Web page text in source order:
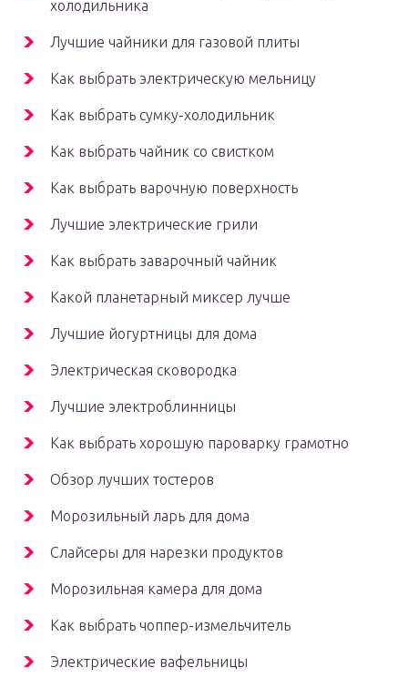
холодильника
Лучшие чайники для газовой плиты
Как выбрать электрическую мельницу
Как выбрать сумку-холодильник
Как выбрать чайник со свистком
Как выбрать варочную поверхность
Лучшие электрические грили
Как выбрать заварочный чайник
Какой планетарный миксер лучше
Лучшие йогуртницы для дома
Электрическая сковородка
Лучшие электроблинницы
Как выбрать хорошую пароварку грамотно
Обзор лучших тостеров
Морозильный ларь для дома
Слайсеры для нарезки продуктов
Морозильная камера для дома
Как выбрать чоппер-измельчитель
Электрические вафельницы